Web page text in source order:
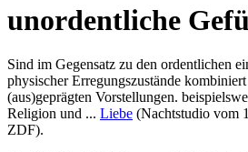
unordentliche
Sind im Gegensatz zu den ordentlichen
physischer Erregungszustände
(aus)geprägten Vorstellungen.
Religion und ... Liebe (Nachtstudio vom
ZDF).